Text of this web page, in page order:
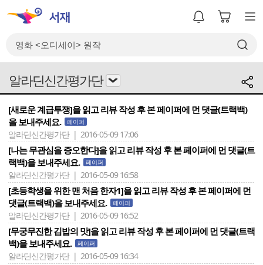
알라딘신간평가단
[새로운 계급투쟁]을 읽고 리뷰 작성 후 본 페이퍼에 먼 댓글(트랙백)
을 보내주세요.
페이퍼
알라딘신간평가단 | 2016-05-09 17:06
[나는 무관심을 증오한다]을 읽고 리뷰 작성 후 본 페이퍼에 먼 댓글(트
랙백)을 보내주세요.
페이퍼
알라딘신간평가단 | 2016-05-09 16:58
[초등학생을 위한 맨 처음 한자1]을 읽고 리뷰 작성 후 본 페이퍼에 먼
댓글(트랙백)을 보내주세요.
페이퍼
알라딘신간평가단 | 2016-05-09 16:52
[무궁무진한 김밥의 맛]을 읽고 리뷰 작성 후 본 페이퍼에 먼 댓글(트랙
백)을 보내주세요.
페이퍼
알라딘신간평가단 | 2016-05-09 16:34